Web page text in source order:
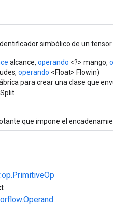
simbólico de un tensor.
alcance, operando <?> mango,
operando <Float> Flowin)
para crear una clase que
que impone el